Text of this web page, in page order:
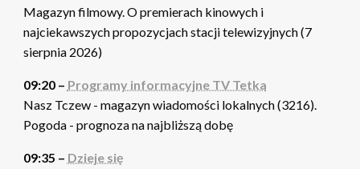
Magazyn filmowy. O premierach kinowych i
najciekawszych propozycjach stacji telewizyjnych (7
sierpnia 2026)
09:20 – Programy informacyjne TV Tetka
Nasz Tczew - magazyn wiadomości lokalnych (3216).
Pogoda - prognoza na najbliższą dobę
09:35 – Dzieje się